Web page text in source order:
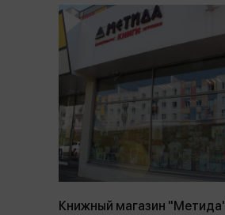
Книжный магазин